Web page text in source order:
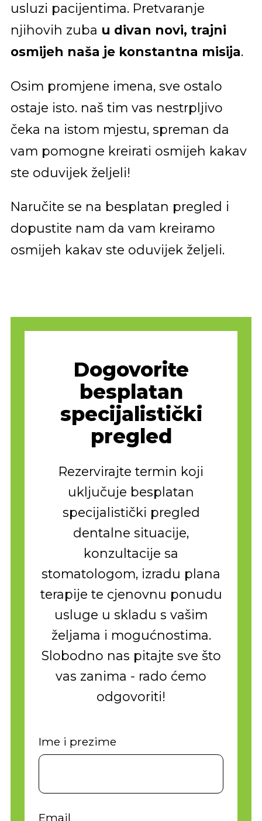
usluzi pacijentima. Pretvaranje
njihovih zuba u divan novi, trajni
osmijeh naša je konstantna misija.
Osim promjene imena, sve ostalo
ostaje isto. naš tim vas nestrpljivo
čeka na istom mjestu, spreman da
vam pomogne kreirati osmijeh kakav
ste oduvijek željeli!
Naručite se na besplatan pregled i
dopustite nam da vam kreiramo
osmijeh kakav ste oduvijek željeli.
Dogovorite
besplatan
specijalistički
pregled
Rezervirajte termin koji
uključuje besplatan
specijalistički pregled
dentalne situacije,
konzultacije sa
stomatologom, izradu plana
terapije te cjenovnu ponudu
usluge u skladu s vašim
željama i mogućnostima.
Slobodno nas pitajte sve što
vas zanima - rado ćemo
odgovoriti!
Ime i prezime
Email